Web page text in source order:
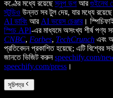
কণ্ঠের মধ্যে রয়েছেস্নুপ ডগ আরগুইনেথ
স্টুডিও উন্নত সব টুল দেয়, যার মধ্যে রয়েছে
AI ডাবিং আর AI ভয়েস চেঞ্জার।
স্পিচ API-এর মাধ্যমে অসংখ্য শীর্ষ পণ্য
CNBC, Forbes, TechCrunch এবং
প্রতিবেদন প্রকাশিত হয়েছে; এটি বিশ্বের
জানতে ভিজিট করুনspeechify.com/
speechify.com/press ।
সূচিপত্র